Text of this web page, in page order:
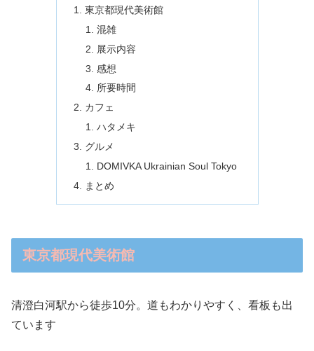
東京都現代美術館
混雑
展示内容
感想
所要時間
カフェ
ハタメキ
グルメ
DOMIVKA Ukrainian Soul Tokyo
まとめ
東京都現代美術館
清澄白河駅から徒歩10分。道もわかりやすく、看板も出
ています